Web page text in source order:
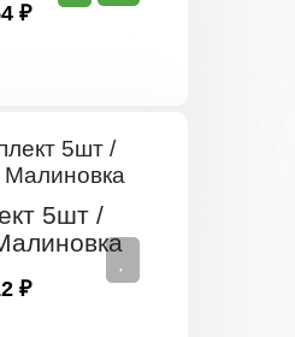
₽
5шт /
₽